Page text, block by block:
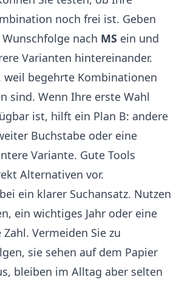
noch frei ist. Geben
nach MS ein und
Varianten hintereinander.
weil begehrte Kombinationen
sind. Wenn Ihre erste Wahl
ist, hilft ein Plan B: andere
Buchstabe oder eine
Variante. Gute Tools
Alternativen vor.
ein klarer Suchansatz. Nutzen
ein wichtiges Jahr oder eine
Vermeiden Sie zu
sie sehen auf dem Papier
bleiben im Alltag aber selten